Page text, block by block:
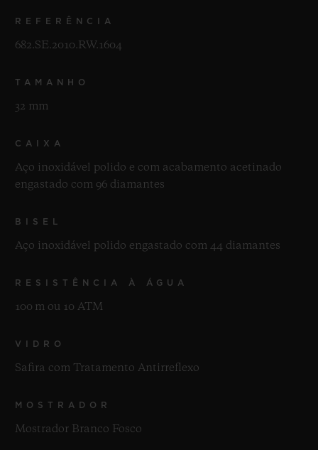
REFERÊNCIA
682.SE.2010.RW.1604
TAMANHO
32 mm
CAIXA
Aço inoxidável polido e com acabamento acetinado
engastado com 96 diamantes
BISEL
Aço inoxidável polido engastado com 44 diamantes
RESISTÊNCIA À ÁGUA
100 m ou 10 ATM
VIDRO
Safira com Tratamento Antirreflexo
MOSTRADOR
Mostrador Branco Fosco